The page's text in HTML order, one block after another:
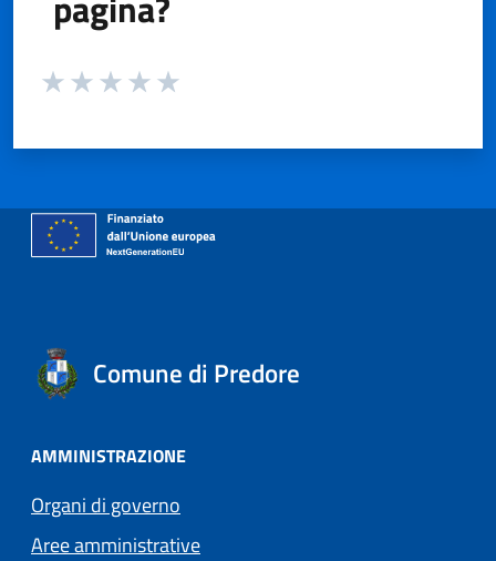
Valuta da 1 a 5 stelle la pagina
Comune di Predore
AMMINISTRAZIONE
Organi di governo
Aree amministrative